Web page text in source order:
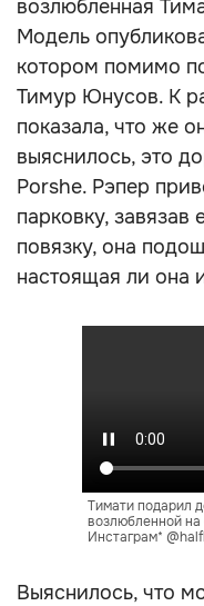
возлюбленная
Модель
котором помимо
Тимур Юнусов. К
показала, что же
выяснилось, это
Porshe. Рэпер
парковку, завязав
повязку, она
настоящая ли она
Тимати подарил
возлюбленной
Инстаграм*
Выяснилось, что